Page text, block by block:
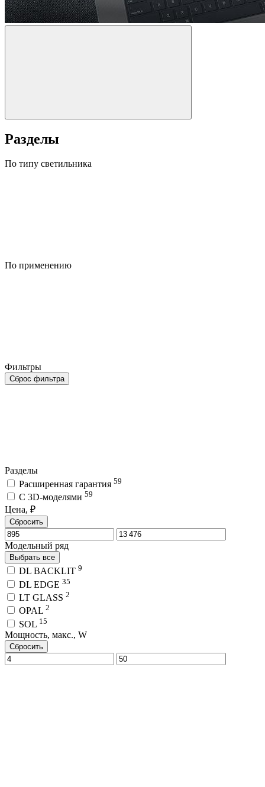
Разделы
По типу светильника
По применению
Фильтры
Сброс фильтра
Разделы
Расширенная гарантия 59
C 3D-моделями 59
Цена, ₽
Сбросить
Модельный ряд
Выбрать все
DL BACKLIT 9
DL EDGE 35
LT GLASS 2
OPAL 2
SOL 15
Мощность, макс., W
Сбросить